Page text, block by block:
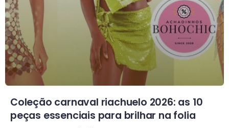
Coleção carnaval riachuelo 2026: as 10
peças essenciais para brilhar na folia